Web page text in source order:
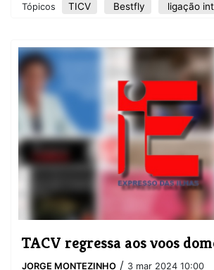
Tópicos TICV Bestfly ligação
TACV regressa aos voos
JORGE MONTEZINHO / 3 mar 2024 10:00